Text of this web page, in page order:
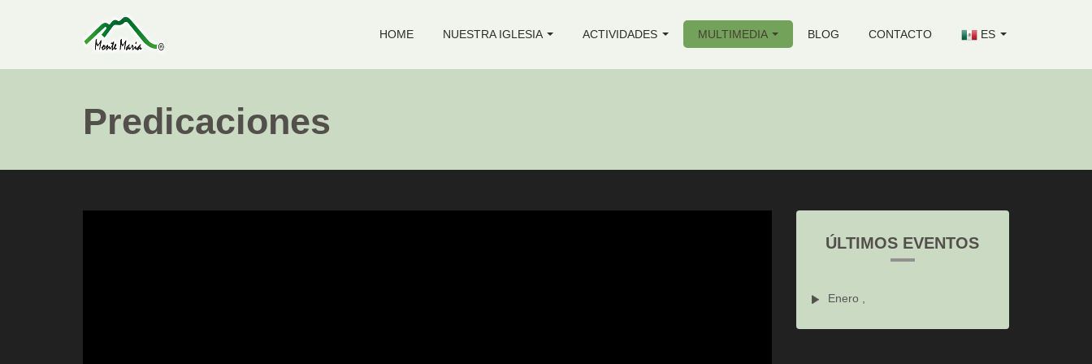
HOME NUESTRA IGLESIA ACTIVIDADES MULTIMEDIA BLOG CONTACTO ES
Predicaciones
ÚLTIMOS EVENTOS
Enero ,